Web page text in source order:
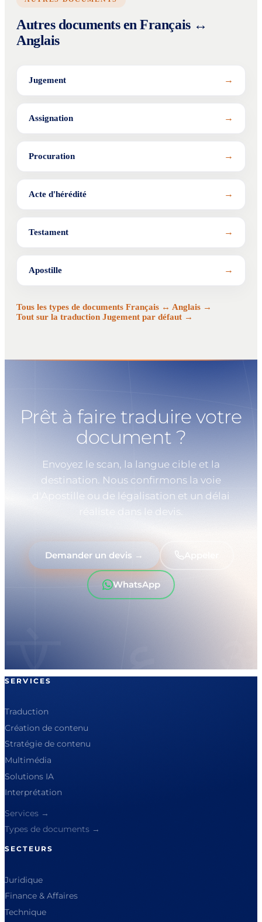
Autres documents en Français ↔
Anglais
Jugement →
Assignation →
Procuration →
Acte d'hérédité →
Testament →
Apostille →
Tous les types de documents Français ↔ Anglais →
Tout sur la traduction Jugement par défaut →
Prêt à faire traduire votre
document ?
Envoyez le scan, la langue cible et la
destination. Nous confirmons la voie
d'Apostille ou de légalisation et un délai
réaliste dans le devis.
Demander un devis → Appeler
WhatsApp
SERVICES
Traduction
Création de contenu
Stratégie de contenu
Multimédia
Solutions IA
Interprétation
Services →
Types de documents →
SECTEURS
Juridique
Finance & Affaires
Technique